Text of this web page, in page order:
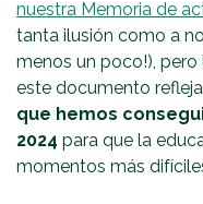
nuestra Memoria de
tanta ilusión como a
menos un poco!),
este documento
que hemos
2024 para que la
momentos más